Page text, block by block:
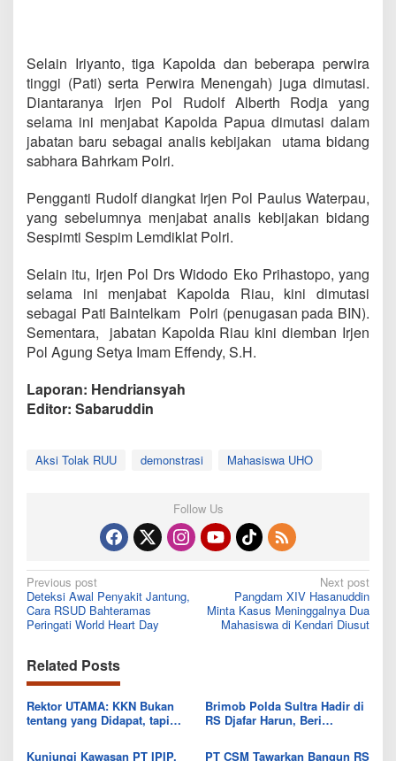
Selain Iriyanto, tiga Kapolda dan beberapa perwira
tinggi (Pati) serta Perwira Menengah) juga dimutasi.
Diantaranya Irjen Pol Rudolf Alberth Rodja yang
selama ini menjabat Kapolda Papua dimutasi dalam
jabatan baru sebagai analis kebijakan utama bidang
sabhara Bahrkam Polri.
Pengganti Rudolf diangkat Irjen Pol Paulus Waterpau,
yang sebelumnya menjabat analis kebijakan bidang
Sespimti Sespim Lemdiklat Polri.
Selain itu, Irjen Pol Drs Widodo Eko Prihastopo, yang
selama ini menjabat Kapolda Riau, kini dimutasi
sebagai Pati Baintelkam Polri (penugasan pada BIN).
Sementara, jabatan Kapolda Riau kini diemban Irjen
Pol Agung Setya Imam Effendy, S.H.
Laporan: Hendriansyah
Editor: Sabaruddin
Aksi Tolak RUU demonstrasi Mahasiswa UHO
Follow Us
Post
navigation
Previous post
Deteksi Awal Penyakit Jantung,
Cara RSUD Bahteramas
Peringati World Heart Day
Next post
Pangdam XIV Hasanuddin
Minta Kasus Meninggalnya Dua
Mahasiswa di Kendari Diusut
Related Posts
Rektor UTAMA: KKN Bukan
tentang yang Didapat, tapi
Brimob Polda Sultra Hadir di
RS Djafar Harun, Beri
Kunjungi Kawasan PT IPIP, PT CSM Tawarkan Bangun RS